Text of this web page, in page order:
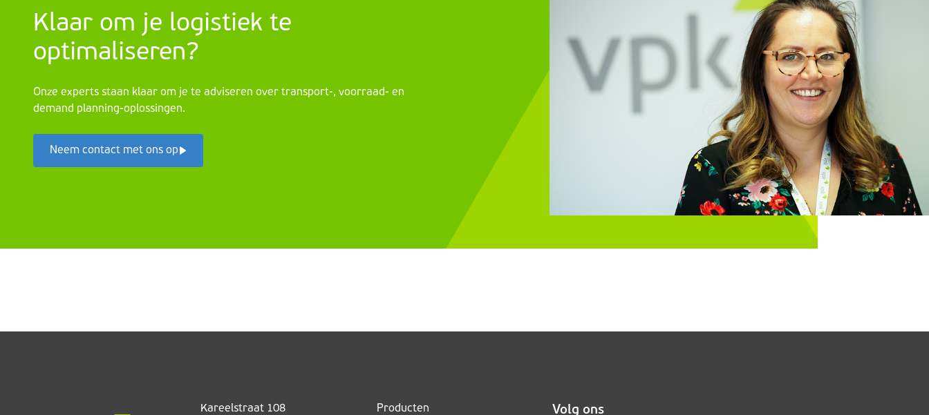
Klaar om je logistiek te
optimaliseren?
Onze experts staan klaar om je te adviseren over transport-, voorraad- en
demand planning-oplossingen.
Neem contact met ons op
Kareelstraat 108 Producten Volg ons